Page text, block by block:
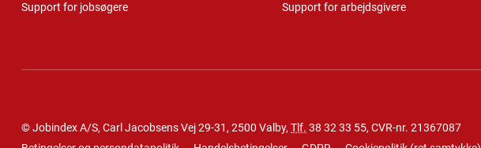
Support for jobsøgere
Support for arbejdsgivere
© Jobindex A/S, Carl Jacobsens Vej 29-31, 2500 Valby, Tlf. 38 32 33 55, CVR-nr. 21367087